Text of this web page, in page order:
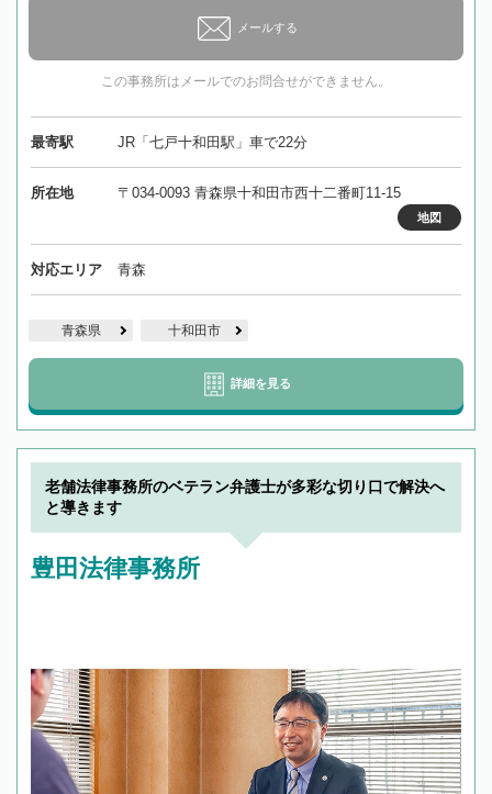
メールする
この事務所はメールでのお問合せができません。
最寄駅 JR「七戸十和田駅」車で22分
所在地 〒034-0093 青森県十和田市西十二番町11-15
地図
対応エリア 青森
青森県 十和田市
詳細を見る
老舗法律事務所のベテラン弁護士が多彩な切り口で解決へ
と導きます
豊田法律事務所